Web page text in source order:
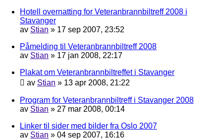
Hotell overnatting for Veteranbrannbiltreff 2008 i
Stavanger
av Stian » 17 sep 2007, 23:52
Påmelding til Veteranbrannbiltreff 2008
av Stian » 17 jan 2008, 22:17
Plakat om Veteranbrannbiltreffet i Stavanger
av Stian » 13 apr 2008, 21:22
Program for Veteranbrannbiltreff i Stavanger 2008
av Stian » 27 mar 2008, 00:14
Linker til sider med bilder fra Oslo 2007
av Stian » 04 sep 2007, 16:16